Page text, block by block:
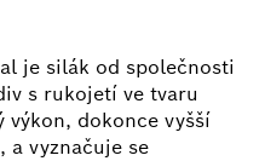
je silák od společnosti
s rukojetí ve tvaru
výkon, dokonce vyšší
a vyznačuje se